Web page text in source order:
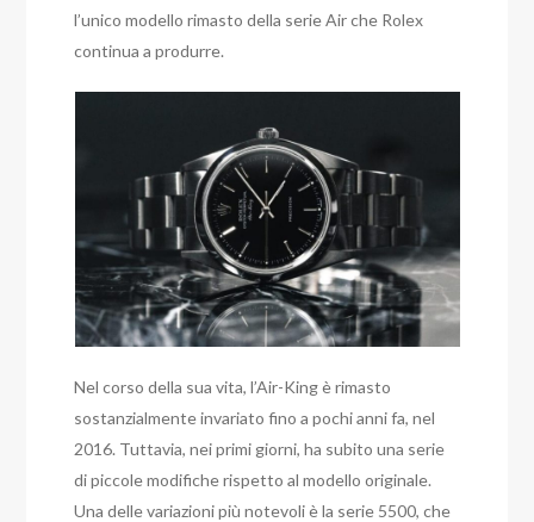
l’unico modello rimasto della serie Air che Rolex
continua a produrre.
Nel corso della sua vita, l’Air-King è rimasto
sostanzialmente invariato fino a pochi anni fa, nel
2016. Tuttavia, nei primi giorni, ha subito una serie
di piccole modifiche rispetto al modello originale.
Una delle variazioni più notevoli è la serie 5500, che